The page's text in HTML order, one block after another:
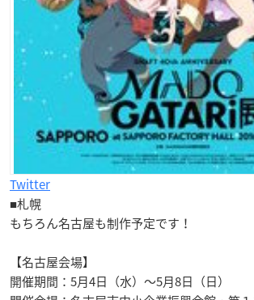
Twitter
■札幌
もちろん名古屋も制作予定です！
【名古屋会場】
開催期間：5月4日（水）～5月8日（日）